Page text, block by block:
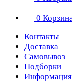
0
Контакты
Доставка
Самовывоз
Подборки
Информация